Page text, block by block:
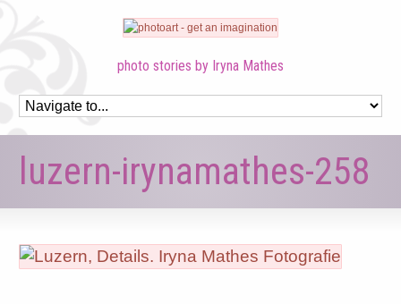
photo stories by Iryna Mathes
luzern-irynamathes-258